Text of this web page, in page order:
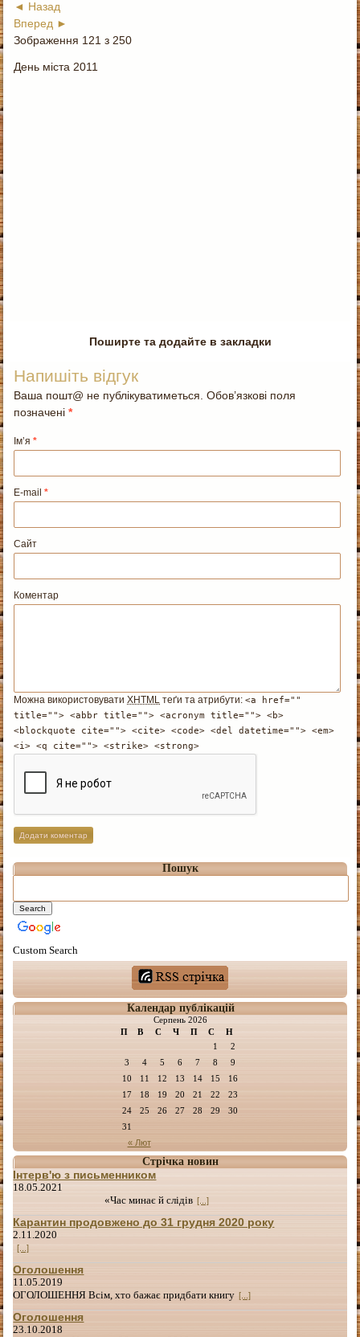
◄ Назад
Вперед ►
Зображення 121 з 250
День міста 2011
Поширте та додайте в закладки
Напишіть відгук
Ваша пошт@ не публікуватиметься. Обов’язкові поля
позначені*
Ім’я*
E-mail*
Сайт
Коментар
Можна використовуватиXHTML теґи та атрибути:<a href=""
title=""> <abbr title=""> <acronym title=""> <b>
<blockquote cite=""> <cite> <code> <del datetime=""> <em>
<i> <q cite=""> <strike> <strong>
Пошук
Custom Search
Календар публікацій
Серпень 2026
П
В С Ч П С Н
« Лют
1
2
3
4 5 6 7 8
9
10
11 12 13 14 15
16
17
18 19 20 21 22
23
24
25 26 27 28 29
30
31
Стрічка новин
Інтерв'ю з письменником
18.05.2021
«Час минає й слідів [...]
Карантин продовжено до 31 грудня 2020 року
2.11.2020
[...]
Оголошення
11.05.2019
ОГОЛОШЕННЯ Всім, хто бажає придбати книгу [...]
Оголошення
23.10.2018